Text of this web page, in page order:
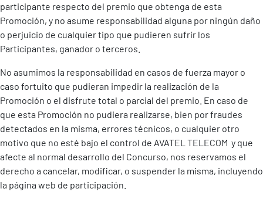
participante respecto del premio que obtenga de esta
Promoción, y no asume responsabilidad alguna por ningún daño
o perjuicio de cualquier tipo que pudieren sufrir los
Participantes, ganador o terceros.
No asumimos la responsabilidad en casos de fuerza mayor o
caso fortuito que pudieran impedir la realización de la
Promoción o el disfrute total o parcial del premio. En caso de
que esta Promoción no pudiera realizarse, bien por fraudes
detectados en la misma, errores técnicos, o cualquier otro
motivo que no esté bajo el control de AVATEL TELECOM y que
afecte al normal desarrollo del Concurso, nos reservamos el
derecho a cancelar, modificar, o suspender la misma, incluyendo
la página web de participación.